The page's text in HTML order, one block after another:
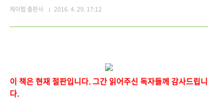
제이펍 출판사 2016. 4. 29. 17:12
이 책은 현재 절판입니다. 그간 읽어주신 독자들께 감사드립니
다.